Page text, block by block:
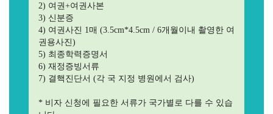
2) 여권+여권사본
3) 신분증
4) 여권사진 1매 (3.5cm*4.5cm / 6개월이내 촬영한 여
권용사진)
5) 최종학력증명서
6) 재정증빙서류
7) 결핵진단서 (각 국 지정 병원에서 검사)
* 비자 신청에 필요한 서류가 국가별로 다를 수 있습